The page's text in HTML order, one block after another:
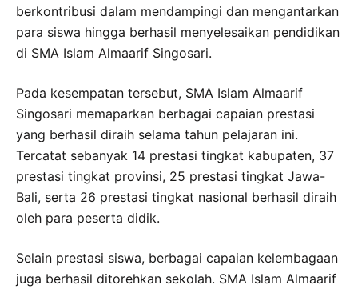
berkontribusi dalam mendampingi dan mengantarkan
para siswa hingga berhasil menyelesaikan pendidikan
di SMA Islam Almaarif Singosari.
Pada kesempatan tersebut, SMA Islam Almaarif
Singosari memaparkan berbagai capaian prestasi
yang berhasil diraih selama tahun pelajaran ini.
Tercatat sebanyak 14 prestasi tingkat kabupaten, 37
prestasi tingkat provinsi, 25 prestasi tingkat Jawa-
Bali, serta 26 prestasi tingkat nasional berhasil diraih
oleh para peserta didik.
Selain prestasi siswa, berbagai capaian kelembagaan
juga berhasil ditorehkan sekolah. SMA Islam Almaarif